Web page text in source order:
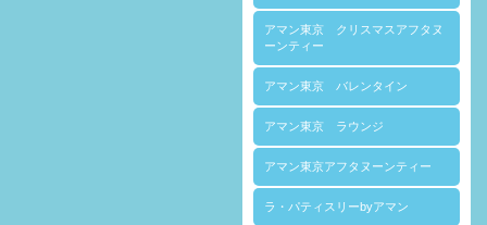
アマン東京 クリスマスアフタヌ
ーンティー
アマン東京 バレンタイン
アマン東京 ラウンジ
アマン東京アフタヌーンティー
ラ・パティスリーbyアマン